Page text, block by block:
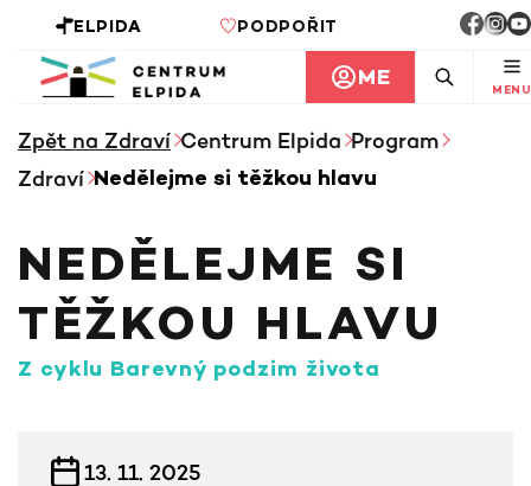
ELPIDA PODPOŘIT
ME MENU
Zpět na Zdraví Centrum Elpida Program
Zdraví Nedělejme si těžkou hlavu
NEDĚLEJME SI
TĚŽKOU HLAVU
z cyklu Barevný podzim života
13. 11. 2025